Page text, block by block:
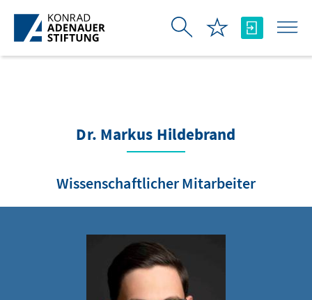
Skip to Main Content
Dr. Markus Hildebrand
Wissenschaftlicher Mitarbeiter